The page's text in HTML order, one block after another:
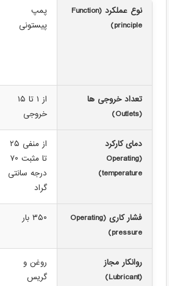
نوع عملکرد (Function
principle)
پمپ
پیستونی
تعداد خروجی ها
(Outlets)
از ۱ تا ۱۵
خروجی
دمای کارکرد
(Operating
temperature)
از منفی ۲۵
تا مثبت ۷۰
درجه سانتی
گراد
فشار کاری (Operating
pressure)
۳۵۰ بار
روانکار مجاز
(Lubricant)
روغن و
گریس